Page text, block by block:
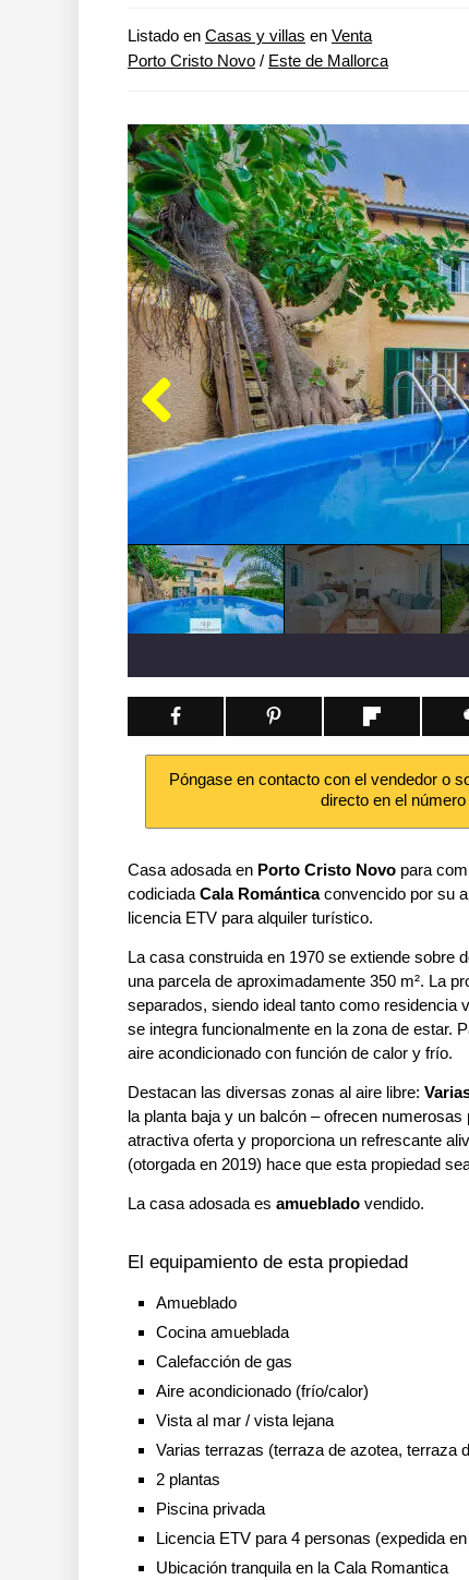
Listado en Casas y villas en Venta
Porto Cristo Novo / Este de Mallorca
Póngase en contacto con el vendedor o
directo en el
Casa adosada en Porto Cristo Novo para
codiciada Cala Románticaconvencido por su
licencia ETV para alquiler turístico.
La casa construida en 1970 se extiende sobre
una parcela de aproximadamente 350 m². La
separados, siendo ideal tanto como residencia
se integra funcionalmente en la zona de estar.
aire acondicionado con función de calor y frío.
Destacan las diversas zonas al aire libre:
la planta baja y un balcón – ofrecen
atractiva oferta y proporciona un refrescante
(otorgada en 2019) hace que esta propiedad
La casa adosada es amueblado vendido.
El equipamiento de esta propiedad
Amueblado
Cocina amueblada
Calefacción de gas
Aire acondicionado (frío/calor)
Vista al mar / vista lejana
Varias terrazas (terraza de azotea, terraza
2 plantas
Piscina privada
Licencia ETV para 4 personas (expedida
Ubicación tranquila en la Cala Romantica